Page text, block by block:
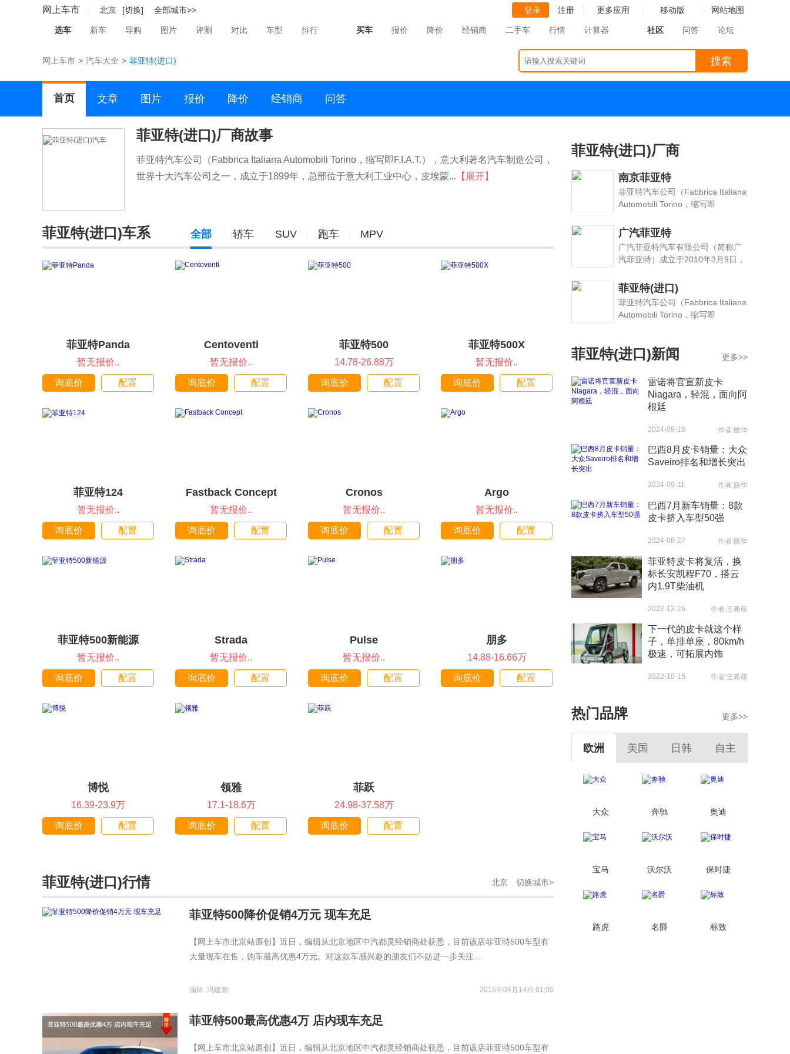
网上车市 北京 [切换] 全部城市>> 登录 注册 更多应用 移动版 网站地图
选车 新车 导购 图片 评测 对比 车型 排行 买车 报价 降价 经销商 二手车 行情 计算器 社区 问答 论坛
网上车市 > 汽车大全 > 菲亚特(进口) 搜索
首页 文章 图片 报价 降价 经销商 问答
菲亚特(进口)厂商故事
菲亚特汽车公司（Fabbrica Italiana Automobili Torino，缩写即F.I.A.T.），意大利著名汽车制造公司，
世界十大汽车公司之一，成立于1899年，总部位于意大利工业中心，皮埃蒙... 【展开】
菲亚特(进口)车系 全部 轿车 SUV 跑车 MPV
菲亚特Panda
暂无报价..
询底价 配置
Centoventi
暂无报价..
询底价 配置
菲亚特500
14.78-26.88万
询底价 配置
菲亚特500X
暂无报价..
询底价 配置
菲亚特124
暂无报价..
询底价 配置
Fastback Concept
暂无报价..
询底价 配置
Cronos
暂无报价..
询底价 配置
Argo
暂无报价..
询底价 配置
菲亚特500新能源
暂无报价..
询底价 配置
Strada
暂无报价..
询底价 配置
Pulse
暂无报价..
询底价 配置
朋多
14.88-16.66万
询底价 配置
博悦
16.39-23.9万
询底价 配置
领雅
17.1-18.6万
询底价 配置
菲跃
24.98-37.58万
询底价 配置
菲亚特(进口)行情 北京 切换城市>
菲亚特500降价促销4万元 现车充足
【网上车市北京站原创】近日，编辑从北京地区中汽都灵经销商处获悉，目前该店菲亚特500车型有
大量现车在售，购车最高优惠4万元。对这款车感兴趣的朋友们不妨进一步关注...
编辑 :冯建鹏 2016年04月14日 01:00
菲亚特500最高优惠4万 店内现车充足
【网上车市北京站原创】近日，编辑从北京地区中汽都灵经销商处获悉，目前该店菲亚特500车型有
菲亚特(进口)厂商
南京菲亚特
菲亚特汽车公司（Fabbrica Italiana
Automobili Torino，缩写即
司，世界十大汽车公司之一，成立
于1899年，总部位于意大利工业中
心，皮埃蒙特大区首府都灵。
广汽菲亚特
广汽菲亚特汽车有限公司（简称广
汽菲亚特）成立于2010年3月9日，
称广汽集团）和菲亚特集团汽车股
份公司（简称菲亚特集团）以50:50
的股比共同投资成立。
菲亚特(进口)
菲亚特汽车公司（Fabbrica Italiana
Automobili Torino，缩写即
于1899年，总部位于意大利工业中
心，皮埃蒙特大区首府都灵。菲亚
特作为超过百年历史的经典品牌一
直被视为完美汽车的缔造者。
菲亚特(进口)新闻 更多>>
雷诺将官宣新皮卡
Niagara，轻混，面向阿
根廷
2024-09-18 作者:丽华
巴西8月皮卡销量：大众
Saveiro排名和增长突出
2024-09-11 作者:丽华
巴西7月新车销量：8款
皮卡挤入车型50强
2024-08-27 作者:丽华
菲亚特皮卡将复活，换
标长安凯程F70，搭云
内1.9T柴油机
2022-12-26 作者:王希萌
下一代的皮卡就这个样
子，单排单座，80km/h
极速，可拓展内饰
2022-10-15 作者:王希萌
热门品牌 更多>>
欧洲 美国 日韩 自主
大众 奔驰 奥迪
宝马 沃尔沃 保时捷
路虎 名爵 标致